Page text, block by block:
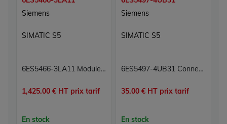
Siemens
SIMATIC S5
6ES5466-3LA11 Module 8 à 16 entrées analogiques Carte 8E à 16E Simatic S5 Siemens
1,425.00 € HT prix tarif
En stock
Siemens
SIMATIC S5
6ES5497-4UB31 Connecteur frontal Simatic S5 Siemens
35.00 € HT prix tarif
En stock